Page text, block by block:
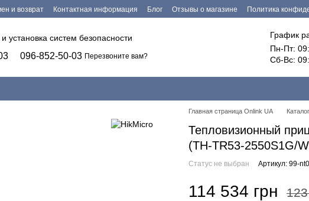
и возврат Контактная информация Блог Отзывы о магазине Политика
установка систем безопасности
096-852-50-03 Перезвоните вам?
График
Пн-Пт:
Сб-Вс:
Главная страница Onlink UA Каталог
Тепловизионный
(TH-TR53-2550S1G/
Статус не выбран Артикул: 99-
114 534 грн